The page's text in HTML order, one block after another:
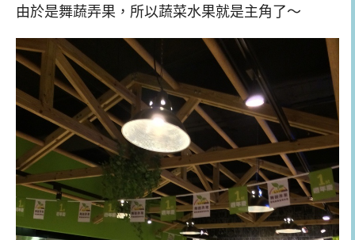
由於是舞蔬弄果，所以蔬菜水果就是主角了～